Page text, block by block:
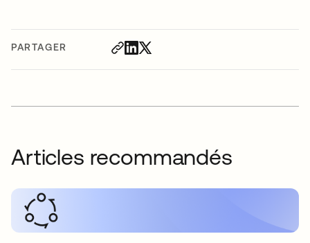
PARTAGER
Articles recommandés